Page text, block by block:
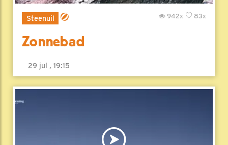
Steenuil 83x
942x
Zonnebad
29 jul , 19:15